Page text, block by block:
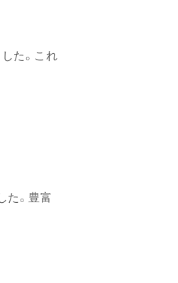
た。これ
た。豊富